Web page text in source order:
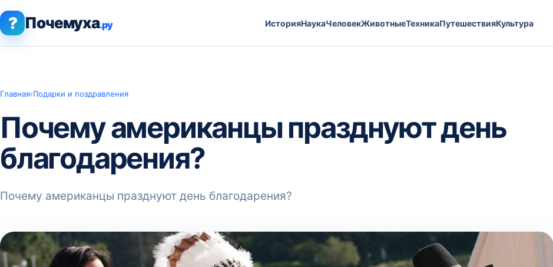
? Почемуха.ру ИсторияНаукаЧеловекЖивотныеТехникаПутешествияКультура
Главная›Подарки и поздравления
Почему американцы празднуют день
благодарения?
Почему американцы празднуют день благодарения?